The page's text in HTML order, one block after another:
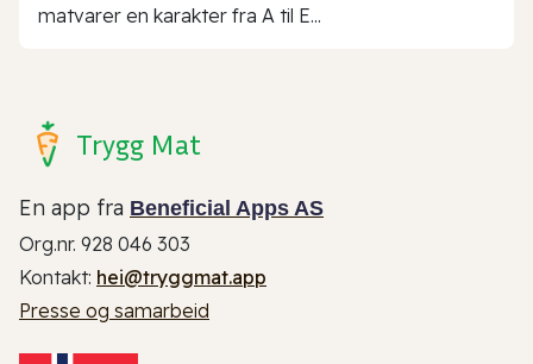
matvarer en karakter fra A til E...
Trygg Mat
En app fra Beneficial Apps AS
Org.nr. 928 046 303
Kontakt: hei@tryggmat.app
Presse og samarbeid